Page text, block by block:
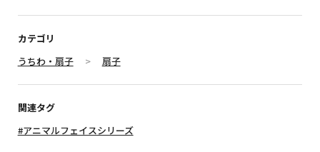
カテゴリ
うちわ・扇子
扇子
関連タグ
#アニマルフェイスシリーズ